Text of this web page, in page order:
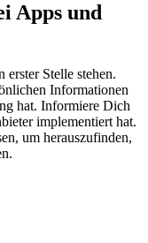
Apps und
Stelle stehen.
Informationen
hat. Informiere Dich
implementiert hat.
um herauszufinden,